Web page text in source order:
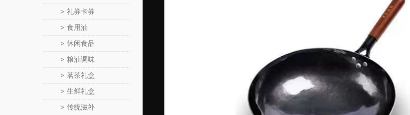
> 礼券卡券
> 食用油
> 休闲食品
> 粮油调味
> 茗茶礼盒
> 生鲜礼盒
> 传统滋补